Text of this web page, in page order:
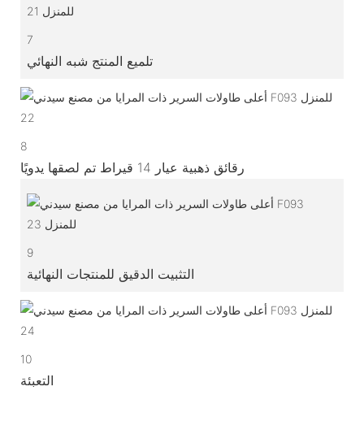
7
تلميع المنتج شبه النهائي
8
رقائق ذهبية عيار 14 قيراط تم لصقها يدويًا
9
التثبيت الدقيق للمنتجات النهائية
10
التعبئة